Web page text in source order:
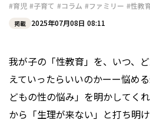
#育児 #子育て #コラム #ファミリー #性教
掲載 2025年07月08日 08:11
我が子の「性教育」を、いつ、
えていったらいいのかーー悩め
どもの性の悩み」を明かしてく
から「生理が来ない」と打ち明